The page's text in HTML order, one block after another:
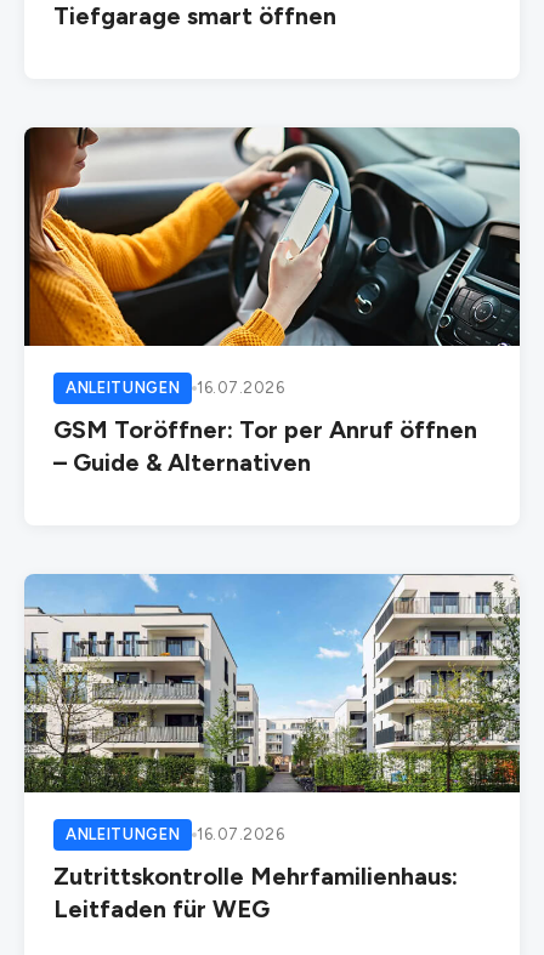
Tiefgarage smart öffnen
ANLEITUNGEN 16.07.2026
GSM Toröffner: Tor per Anruf öffnen
– Guide & Alternativen
ANLEITUNGEN 16.07.2026
Zutrittskontrolle Mehrfamilienhaus:
Leitfaden für WEG